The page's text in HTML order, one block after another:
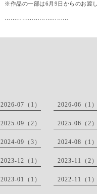
※作品の一部は6月9日からのお渡
……………………………
2026-07（1） 2026-06（1）
2025-09（2） 2025-06（2）
2024-09（3） 2024-08（1）
2023-12（1） 2023-11（2）
2023-01（1） 2022-11（1）